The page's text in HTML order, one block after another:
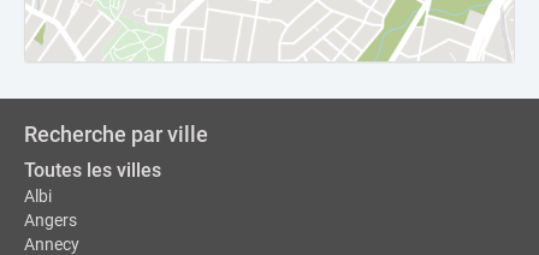
Recherche par ville
Toutes les villes
Albi
Angers
Annecy